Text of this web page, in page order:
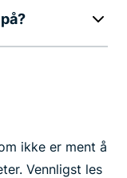
ikke er ment å
Vennligst les